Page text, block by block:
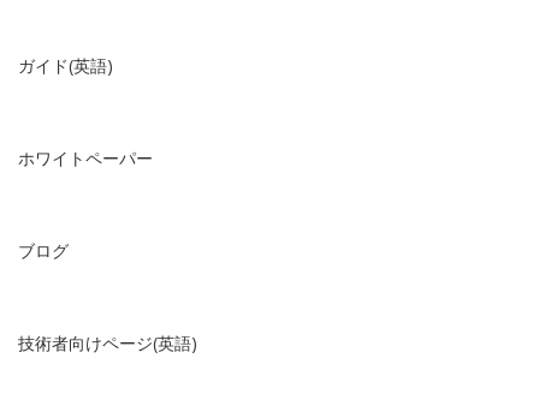
ガイド(英語)
ホワイトペーパー
ブログ
技術者向けページ(英語)